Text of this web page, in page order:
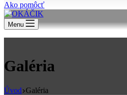
Ako pomôcť
Menu
Galéria
Úvod Galéria